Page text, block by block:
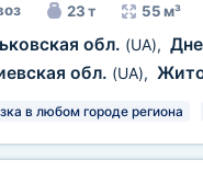
23 т 55 м³
обл. (UA),
обл. (UA),
в любом городе региона